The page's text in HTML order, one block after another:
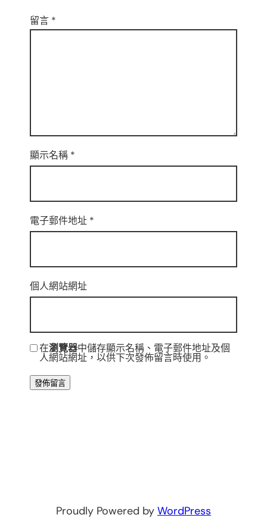
留言 *
顯示名稱 *
電子郵件地址 *
個人網站網址
在瀏覽器中儲存顯示名稱、電子郵件地址及個
人網站網址，以供下次發佈留言時使用。
Proudly Powered by WordPress